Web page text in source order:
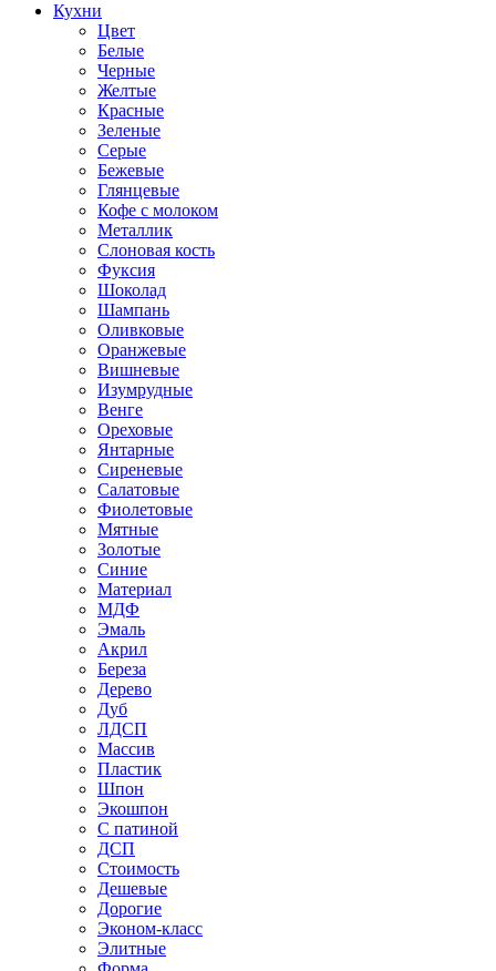
Кухни
Цвет
Белые
Черные
Желтые
Красные
Зеленые
Серые
Бежевые
Глянцевые
Кофе с молоком
Металлик
Слоновая кость
Фуксия
Шоколад
Шампань
Оливковые
Оранжевые
Вишневые
Изумрудные
Венге
Ореховые
Янтарные
Сиреневые
Салатовые
Фиолетовые
Мятные
Золотые
Синие
Материал
МДФ
Эмаль
Акрил
Береза
Дерево
Дуб
ЛДСП
Массив
Пластик
Шпон
Экошпон
С патиной
ДСП
Стоимость
Дешевые
Дорогие
Эконом-класс
Элитные